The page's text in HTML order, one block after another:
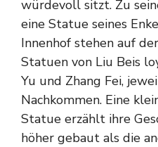
würdevoll sitzt. Zu
eine Statue seines
Innenhof stehen auf
Statuen von Liu Beis
Yu und Zhang Fei,
Nachkommen. Eine
Statue erzählt ihre
höher gebaut als die